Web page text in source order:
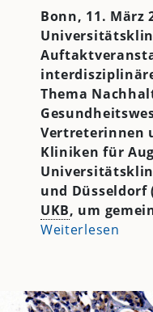
Bonn, 11. März
Thema
Vertreterinnen
Kliniken für
und Düsseldorf
UKB, um
Weiterlesen